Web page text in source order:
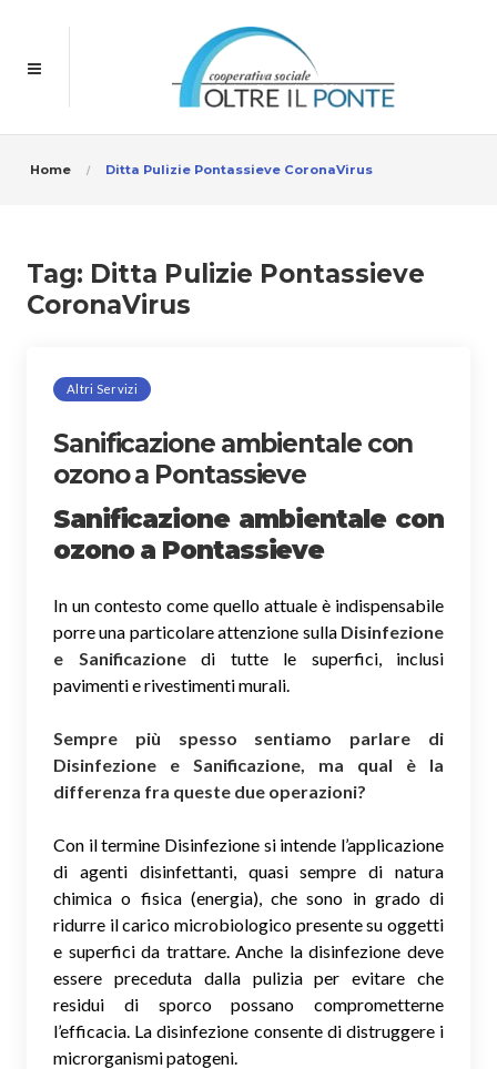
Home Ditta Pulizie Pontassieve CoronaVirus
Tag: Ditta Pulizie Pontassieve
CoronaVirus
Altri Servizi
Sanificazione ambientale con
ozono a Pontassieve
Sanificazione ambientale con
ozonoa Pontassieve
In un contesto come quello attuale è indispensabile
porre una particolare attenzione sulla Disinfezione
e Sanificazionedi tutte le superfici, inclusi
pavimenti e rivestimenti murali.
Sempre più spesso sentiamo parlare di
Disinfezione e Sanificazione, ma qual è la
differenza fra queste due operazioni?
Con il termine Disinfezione si intende l’applicazione
di agenti disinfettanti, quasi sempre di natura
chimica o fisica (energia), che sono in grado di
ridurre il carico microbiologico presente su oggetti
e superfici da trattare. Anche la disinfezione deve
essere preceduta dalla pulizia per evitare che
residui di sporco possano comprometterne
l’efficacia. La disinfezione consente di distruggere i
microrganismi patogeni.